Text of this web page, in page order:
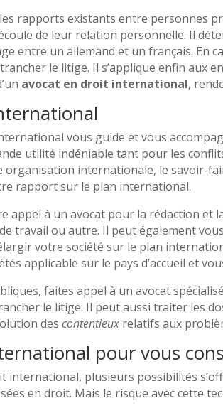
rapports existants entre personnes
de leur relation personnelle. Il
entre un allemand et un français. En
le litige. Il s’applique enfin aux
avocat en droit international,
vous guide et vous
utilité indéniable tant pour les
organisation internationale, le savoir-
rapport sur le plan international.
appel à un avocat pour la rédaction et
travail ou autre. Il peut également
votre société sur le plan
applicable sur le pays d’accueil et
faites appel à un avocat
le litige. Il peut aussi traiter les
descontentieux relatifs aux
pour vous
international, plusieurs possibilités
en droit. Mais le risque avec cette